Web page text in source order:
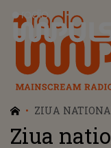
Radio Impuls
ZIUA
Ziua